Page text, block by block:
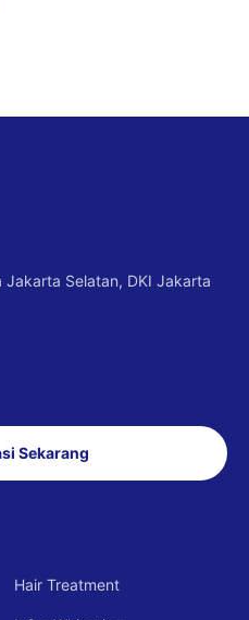
Jakarta Selatan, DKI Jakarta
Sekarang
Hair Treatment